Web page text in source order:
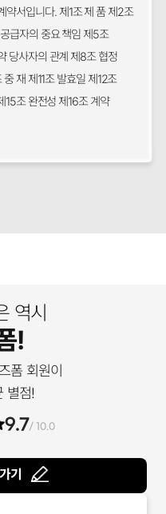
약서입니다. 제1조 제 품 제2조
급자의 중요 책임 제5조
당사자의 관계 제8조 협정
재 제11조 발효일 제12조
15조 완전성 제16조 계약
역시
!
폼 회원이
별점!
9.7/ 10.0
기